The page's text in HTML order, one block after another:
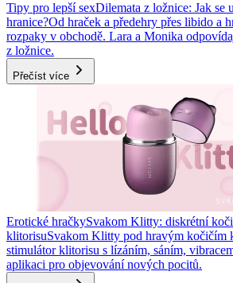
Tipy pro lepší sexDilemata z ložnice: Jak se
hranice?Od hraček a předehry přes libido a
rozpaky v obchodě. Lara a Monika
z ložnice.
Přečíst více
Erotické hračkySvakom Klitty: diskrétní
klitorisuSvakom Klitty pod hravým kočičím
stimulátor klitorisu s lízáním, sáním,
aplikaci pro objevování nových pocitů.